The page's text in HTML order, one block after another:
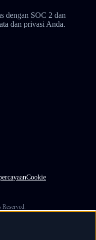
dengan SOC 2 dan
dan privasi Anda.
Cookie